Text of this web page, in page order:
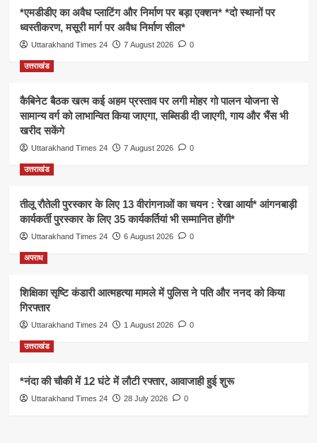
*एमडीडीए का अवैध प्लाटिंग और निर्माण पर बड़ा एक्शन* *दो स्थानों पर
ध्वस्तीकरण, मसूरी मार्ग पर अवैध निर्माण सील*
Uttarakhand Times 24 7 August 2026 0
उत्तराखंड
कैबिनेट बैठक खत्म कई अहम प्रस्ताव पर लगी मोहर गो पालन योजना से
सामान्य वर्ग को लाभान्वित किया जाएगा, सब्सिडी दी जाएगी, गाय और भैंस भी
खरीद सकेंगे
Uttarakhand Times 24 7 August 2026 0
उत्तराखंड
तीलू रौतेली पुरस्कार के लिए 13 वीरांगनाओं का चयन : रेखा आर्या* आंगनबाड़ी
कार्यकर्ती पुरस्कार के लिए 35 कार्यकर्तियां भी सम्मानित होंगी*
Uttarakhand Times 24 6 August 2026 0
अपराध
शिक्षिका सृष्टि कंडारी आत्महत्या मामले में पुलिस ने पति और ननद को किया
गिरफ्तार
Uttarakhand Times 24 1 August 2026 0
उत्तराखंड
*नंदा की चौकी में 12 घंटे में लौटी रफ्तार, आवाजाही हुई शुरू
Uttarakhand Times 24 28 July 2026 0